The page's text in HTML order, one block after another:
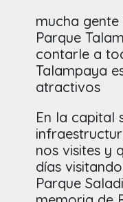
mucha
Parque
contarle a
Talampaya
atractivos
En la capital
nos visites y
días
Parque